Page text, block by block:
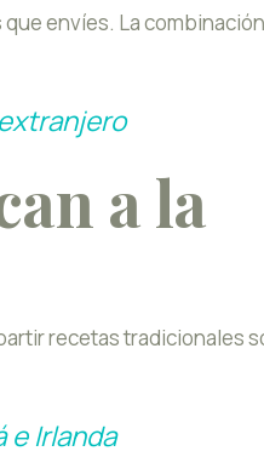
envíes. La
a la
recetas tradicionales
e Irlanda